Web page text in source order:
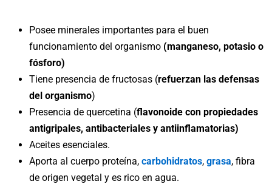
Posee minerales importantes para el buen
funcionamiento del organismo (manganeso, potasio o
fósforo)
Tiene presencia de fructosas (refuerzan las defensas
del organismo)
Presencia de quercetina (flavonoide con propiedades
antigripales, antibacteriales y antiinflamatorias)
Aceites esenciales.
Aporta al cuerpo proteína, carbohidratos, grasa, fibra
de origen vegetal y es rico en agua.